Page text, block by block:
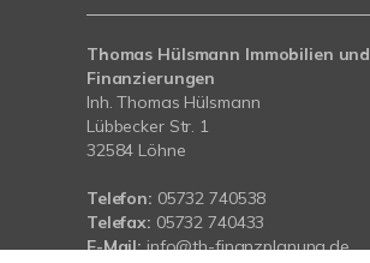
Thomas Hülsmann Immobilien und
Finanzierungen
Inh. Thomas Hülsmann
Lübbecker Str. 1
32584 Löhne
Telefon: 05732 740538
Telefax: 05732 740433
E-Mail: info@th-finanzplanung.de